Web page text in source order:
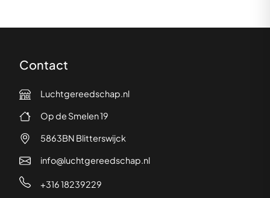
Contact
Luchtgereedschap.nl
Op de Smelen 19
5863BN Blitterswijck
info@luchtgereedschap.nl
+316 18239229